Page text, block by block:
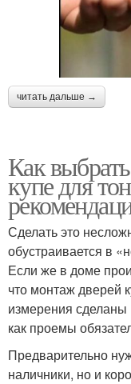
читать дальше →
Как
купе для
Сделать это
обустраивается в
Если же в доме
что монтаж дверей
измерения сделаны
как проемы
Предварительно
наличники, но и